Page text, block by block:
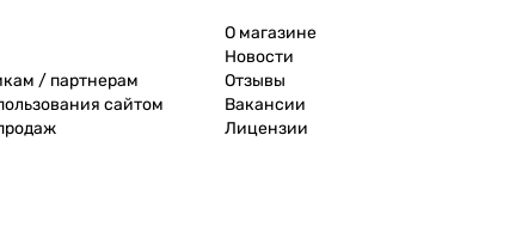
/ партнерам
сайтом
О магазине
Новости
Отзывы
Вакансии
Лицензии